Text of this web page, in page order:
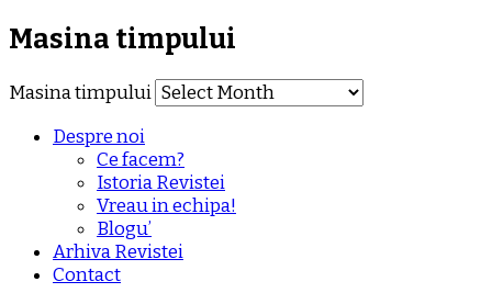
Masina timpului
Masina timpului
Despre noi
Ce facem?
Istoria Revistei
Vreau in echipa!
Blogu’
Arhiva Revistei
Contact